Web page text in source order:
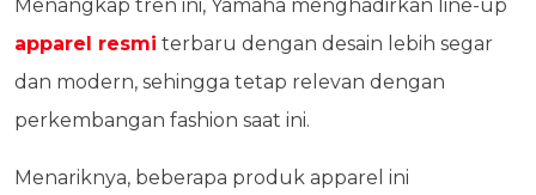
Menangkap tren ini, Yamaha menghadirkan line-up
apparel resmi terbaru dengan desain lebih segar
dan modern, sehingga tetap relevan dengan
perkembangan fashion saat ini.
Menariknya, beberapa produk apparel ini